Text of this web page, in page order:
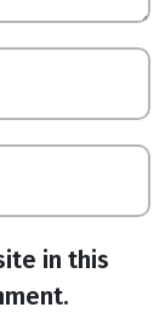
in this